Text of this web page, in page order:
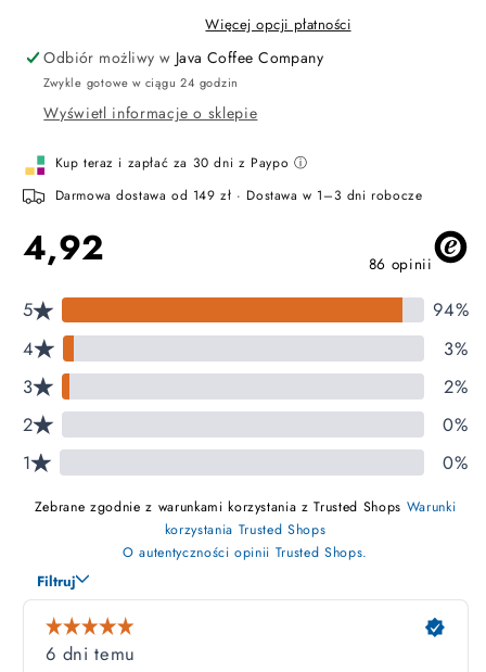
Brazylia
Cerrado
003
kawa
ziarnista
–
kawa
ziarnista
Więcej opcji płatności
Odbiór możliwy w Java Coffee Company
Zwykle gotowe w ciągu 24 godzin
Wyświetl informacje o sklepie
Kup teraz i zapłać za 30 dni z Paypo ⓘ
Darmowa dostawa od 149 zł · Dostawa w 1–3 dni robocze